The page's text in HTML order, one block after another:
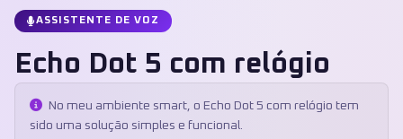
ASSISTENTE DE VOZ
Echo Dot 5 com relógio
No meu ambiente smart, o Echo Dot 5 com relógio tem
sido uma solução simples e funcional.